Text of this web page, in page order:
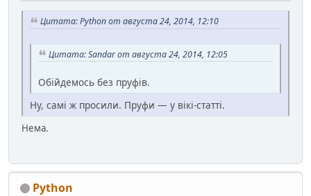
Цитата: Python от августа 24, 2014, 12:10
Цитата: Sandar от августа 24, 2014, 12:05
Обійдемось без пруфів.
Ну, самі ж просили. Пруфи — у вікі-статті.
Нема.
Python